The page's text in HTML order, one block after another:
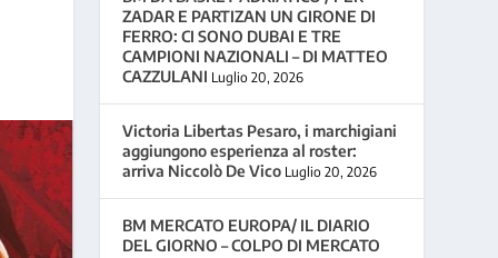
ZADAR E PARTIZAN UN GIRONE DI
FERRO: CI SONO DUBAI E TRE
CAMPIONI NAZIONALI – DI MATTEO
CAZZULANI Luglio 20, 2026
Victoria Libertas Pesaro, i marchigiani
aggiungono esperienza al roster:
arriva Niccolò De Vico Luglio 20, 2026
BM MERCATO EUROPA/ IL DIARIO
DEL GIORNO – COLPO DI MERCATO